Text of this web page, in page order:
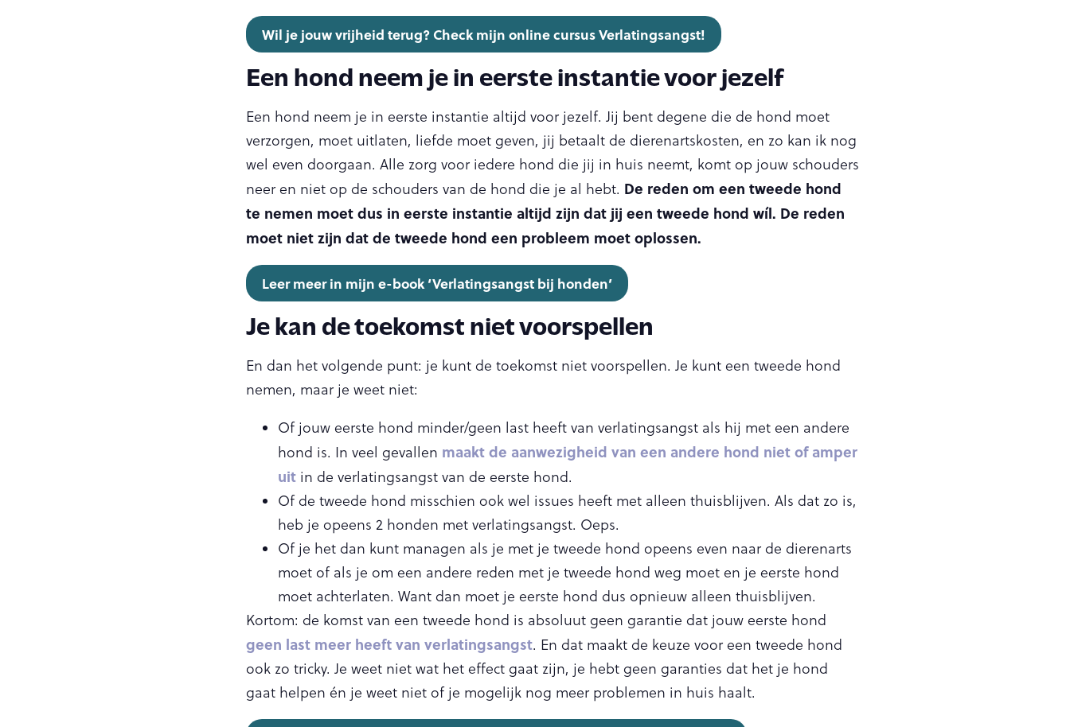
Wil je jouw vrijheid terug? Check mijn online cursus Verlatingsangst!
Een hond neem je in eerste instantie voor jezelf
Een hond neem je in eerste instantie altijd voor jezelf. Jij bent degene die de hond moet
verzorgen, moet uitlaten, liefde moet geven, jij betaalt de dierenartskosten, en zo kan ik nog
wel even doorgaan. Alle zorg voor iedere hond die jij in huis neemt, komt op jouw schouders
neer en niet op de schouders van de hond die je al hebt. De reden om een tweede hond
te nemen moet dus in eerste instantie altijd zijn dat jij een tweede hond wíl. De reden
moet niet zijn dat de tweede hond een probleem moet oplossen.
Leer meer in mijn e-book ‘Verlatingsangst bij honden’
Je kan de toekomst niet voorspellen
En dan het volgende punt: je kunt de toekomst niet voorspellen. Je kunt een tweede hond
nemen, maar je weet niet:
Of jouw eerste hond minder/geen last heeft van verlatingsangst als hij met een andere
hond is. In veel gevallen maakt de aanwezigheid van een andere hond niet of amper
uit in de verlatingsangst van de eerste hond.
Of de tweede hond misschien ook wel issues heeft met alleen thuisblijven. Als dat zo is,
heb je opeens 2 honden met verlatingsangst. Oeps.
Of je het dan kunt managen als je met je tweede hond opeens even naar de dierenarts
moet of als je om een andere reden met je tweede hond weg moet en je eerste hond
moet achterlaten. Want dan moet je eerste hond dus opnieuw alleen thuisblijven.
Kortom: de komst van een tweede hond is absoluut geen garantie dat jouw eerste hond
geen last meer heeft van verlatingsangst. En dat maakt de keuze voor een tweede hond
ook zo tricky. Je weet niet wat het effect gaat zijn, je hebt geen garanties dat het je hond
gaat helpen én je weet niet of je mogelijk nog meer problemen in huis haalt.